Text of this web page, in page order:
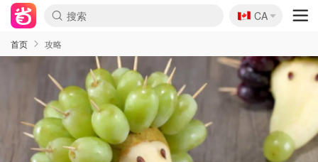
🇨🇦
CA
首页 攻略